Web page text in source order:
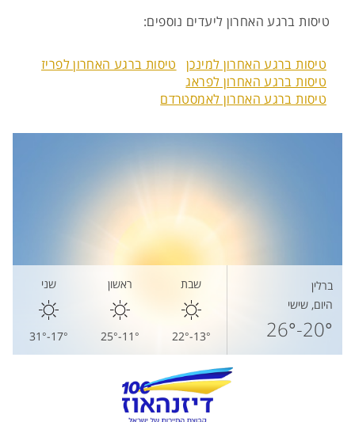
טיסות ברגע האחרון ליעדים נוספים:
טיסות ברגע האחרון למינכן
טיסות ברגע האחרון לפריז
טיסות ברגע האחרון לפראג
טיסות ברגע האחרון לאמסטרדם
ברלין
היום, שישי
20°-26°
שבת
13°-22°
ראשון
11°-25°
שני
17°-31°